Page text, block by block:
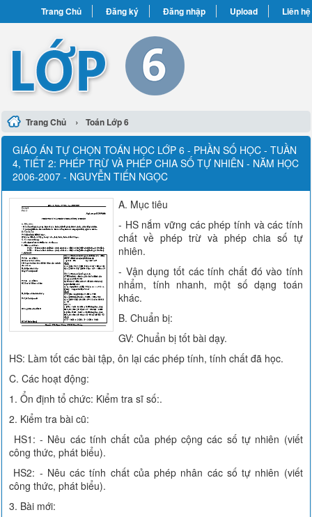
Trang Chủ Đăng ký Đăng nhập Upload Liên hệ
Trang Chủ › Toán Lớp 6
GIÁO ÁN TỰ CHỌN TOÁN HỌC LỚP 6 - PHẦN SỐ HỌC - TUẦN
4, TIẾT 2: PHÉP TRỪ VÀ PHÉP CHIA SỐ TỰ NHIÊN - NĂM HỌC
2006-2007 - NGUYỄN TIẾN NGỌC
A. Mục tiêu
- HS nắm vững các phép tính và các tính
chất về phép trừ và phép chia số tự
nhiên.
- Vận dụng tốt các tính chất đó vào tính
nhẩm, tính nhanh, một số dạng toán
khác.
B. Chuẩn bị:
GV: Chuẩn bị tốt bài dạy.
HS: Làm tốt các bài tập, ôn lại các phép tính, tính chất đã học.
C. Các hoạt động:
1. Ổn định tổ chức: Kiểm tra sĩ số:.
2. Kiểm tra bài cũ:
HS1: - Nêu các tính chất của phép cộng các số tự nhiên (viết
công thức, phát biểu).
HS2: - Nêu các tính chất của phép nhân các số tự nhiên (viết
công thức, phát biểu).
3. Bài mới: